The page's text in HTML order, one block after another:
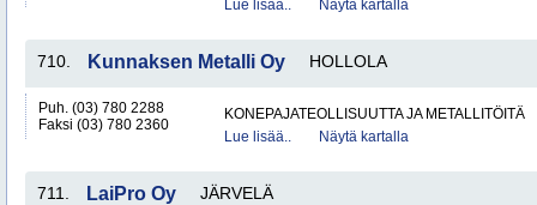
Lue lisää..
Näytä kartalla
710. Kunnaksen Metalli Oy HOLLOLA
Puh. (03) 780 2288
Faksi (03) 780 2360
KONEPAJATEOLLISUUTTA JA METALLITÖITÄ
Lue lisää..
Näytä kartalla
711. LaiPro Oy JÄRVELÄ